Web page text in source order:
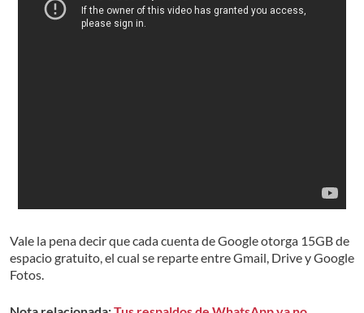
Vale la pena decir que cada cuenta de Google otorga 15GB de
espacio gratuito, el cual se reparte entre Gmail, Drive y Google
Fotos.